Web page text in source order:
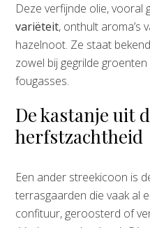
Deze verfijnde olie, vooral
variëteit, onthult aroma’s
hazelnoot. Ze staat
zowel bij gegrilde
fougasses.
De kastanje uit
herfstzachtheid
Een ander streekicoon is
terrasgaarden die vaak al
confituur, geroosterd of